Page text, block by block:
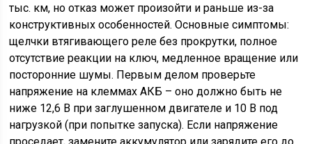
тыс. км, но отказ может произойти и раньше из-за
конструктивных особенностей. Основные симптомы:
щелчки втягивающего реле без прокрутки, полное
отсутствие реакции на ключ, медленное вращение или
посторонние шумы. Первым делом проверьте
напряжение на клеммах АКБ – оно должно быть не
ниже 12,6 В при заглушенном двигателе и 10 В под
нагрузкой (при попытке запуска). Если напряжение